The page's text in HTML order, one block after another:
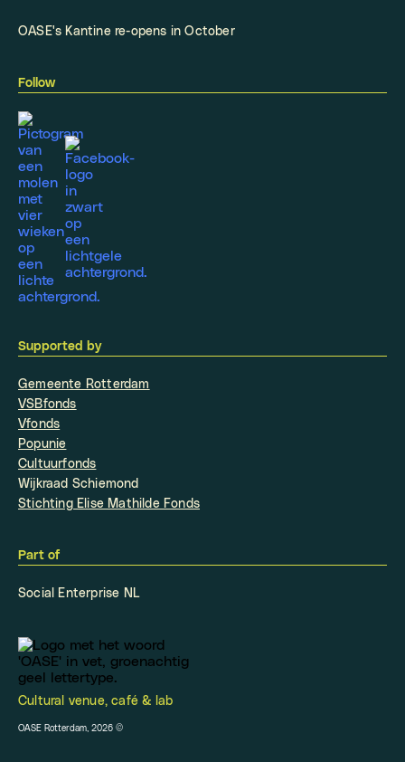
OASE's Kantine re-opens in October
Follow
Supported by
Gemeente Rotterdam
VSBfonds
Vfonds
Popunie
Cultuurfonds
Wijkraad Schiemond
Stichting Elise Mathilde Fonds
Part of
Social Enterprise NL
Cultural venue, café & lab
OASE Rotterdam, 2026 ©